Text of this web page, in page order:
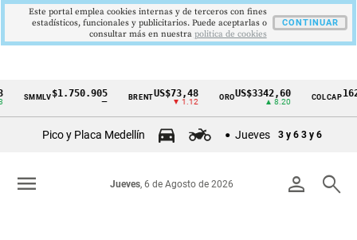
Cintillo
Colombia
$1.750.905 BRENT US$73,48
▼ 1.12
ORO US$3342,60 COLCAP
Pico y Placa Medellín Jueves 3 y 6 3 y 6
person search
Jueves, 6 de Agosto de 2026
menu
Este portal emplea cookies internas y de terceros con fines
estadísticos, funcionales y publicitarios. Puede aceptarlas o
consultar más en nuestra politica de cookies
CONTINUAR